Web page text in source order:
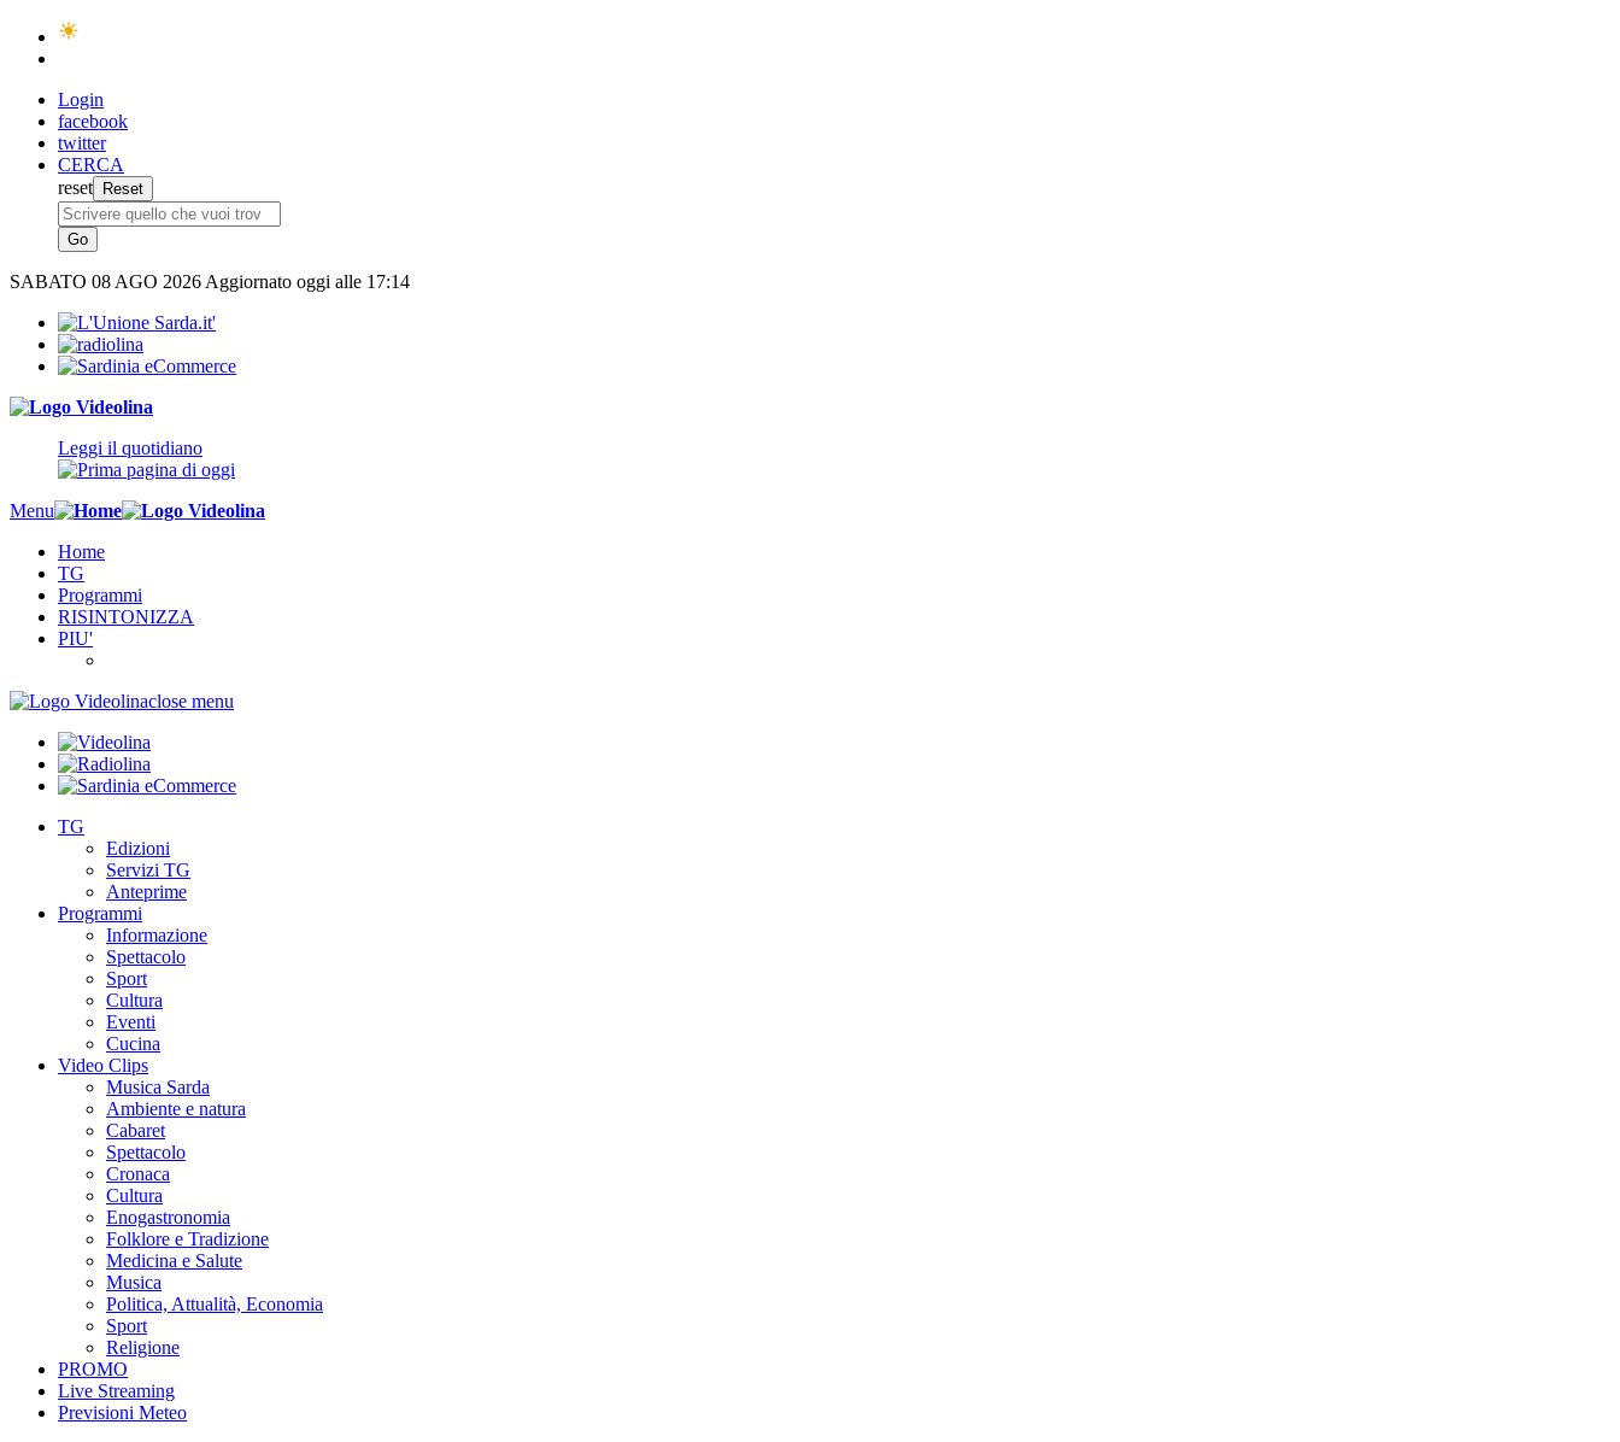
Login
facebook
twitter
CERCA
reset
SABATO 08 AGO 2026 Aggiornato oggi alle 17:14
Leggi il quotidiano
Menu
Home
TG
Programmi
RISINTONIZZA
PIU'
close menu
TG
Edizioni
Servizi TG
Anteprime
Programmi
Informazione
Spettacolo
Sport
Cultura
Eventi
Cucina
Video Clips
Musica Sarda
Ambiente e natura
Cabaret
Spettacolo
Cronaca
Cultura
Enogastronomia
Folklore e Tradizione
Medicina e Salute
Musica
Politica, Attualità, Economia
Sport
Religione
PROMO
Live Streaming
Previsioni Meteo